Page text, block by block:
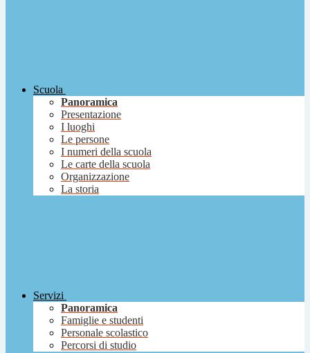
Scuola
Panoramica
Presentazione
I luoghi
Le persone
I numeri della scuola
Le carte della scuola
Organizzazione
La storia
Servizi
Panoramica
Famiglie e studenti
Personale scolastico
Percorsi di studio